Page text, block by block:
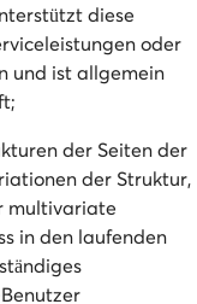
diese
oder
und ist allgemein
der Seiten der
der Struktur,
multivariate
in den laufenden